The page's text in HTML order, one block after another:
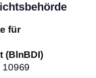
für
(BlnBDI)
10969